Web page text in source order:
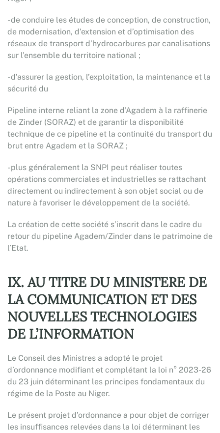
- de conduire les études de conception, de construction,
de modernisation, d’extension et d’optimisation des
réseaux de transport d’hydrocarbures par canalisations
sur l’ensemble du territoire national ;
- d’assurer la gestion, l’exploitation, la maintenance et la
sécurité du
Pipeline interne reliant la zone d’Agadem à la raffinerie
de Zinder (SORAZ) et de garantir la disponibilité
technique de ce pipeline et la continuité du transport du
brut entre Agadem et la SORAZ ;
- plus généralement la SNPI peut réaliser toutes
opérations commerciales et industrielles se rattachant
directement ou indirectement à son objet social ou de
nature à favoriser le développement de la société.
La création de cette société s’inscrit dans le cadre du
retour du pipeline Agadem/Zinder dans le patrimoine de
l’Etat.
IX. AU TITRE DU MINISTERE DE
LA COMMUNICATION ET DES
NOUVELLES TECHNOLOGIES
DE L’INFORMATION
Le Conseil des Ministres a adopté le projet
d’ordonnance modifiant et complétant la loi n° 2023-26
du 23 juin déterminant les principes fondamentaux du
régime de la Poste au Niger.
Le présent projet d’ordonnance a pour objet de corriger
les insuffisances relevées dans la loi déterminant les